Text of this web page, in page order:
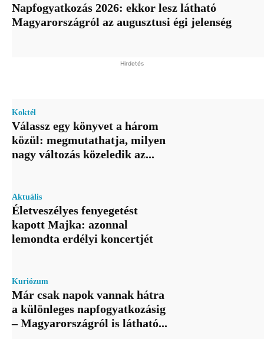
Napfogyatkozás 2026: ekkor lesz látható
Magyarországról az augusztusi égi jelenség
Hirdetés
Koktél
Válassz egy könyvet a három
közül: megmutathatja, milyen
nagy változás közeledik az...
Aktuális
Életveszélyes fenyegetést
kapott Majka: azonnal
lemondta erdélyi koncertjét
Kuriózum
Már csak napok vannak hátra
a különleges napfogyatkozásig
– Magyarországról is látható...